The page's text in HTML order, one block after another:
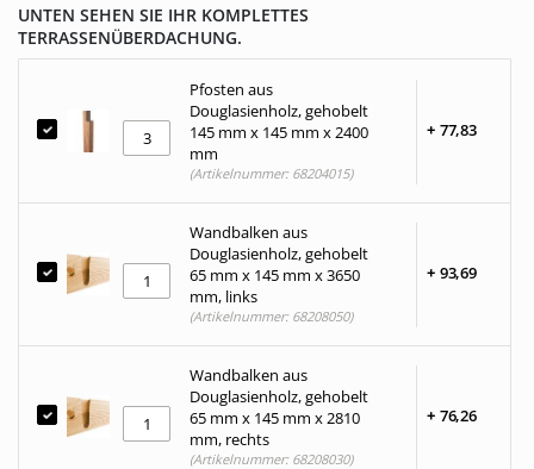
UNTEN SEHEN SIE IHR KOMPLETTES
TERRASSENÜBERDACHUNG.
Pfosten aus
Douglasienholz, gehobelt
145 mm x 145 mm x 2400
mm
+ 77,83
(Artikelnummer: 68204015)
Wandbalken aus
Douglasienholz, gehobelt
65 mm x 145 mm x 3650
mm, links
+ 93,69
(Artikelnummer: 68208050)
Wandbalken aus
Douglasienholz, gehobelt
65 mm x 145 mm x 2810
mm, rechts
+ 76,26
(Artikelnummer: 68208030)